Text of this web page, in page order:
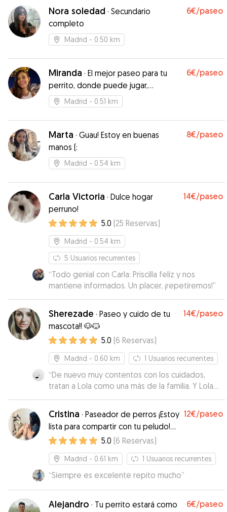
Nora soledad · Secundario
completo
6€/paseo
Madrid - 0.50 km
Miranda · El mejor paseo para tu
perrito, donde puede jugar,
distraerse y cansarse.
6€/paseo
Madrid - 0.51 km
Marta · Guau! Estoy en buenas
manos (:
8€/paseo
Madrid - 0.54 km
Carla Victoria · Dulce hogar
perruno!
14€/paseo
5.0 (25 Reservas)
Madrid - 0.54 km
5 Usuarios recurrentes
“Todo genial con Carla: Priscilla feliz y nos
mantiene informados. Un placer, ¡repetiremos!”
Sherezade · Paseo y cuido de tu
mascota!! 🐶🐱
14€/paseo
5.0 (6 Reservas)
Madrid - 0.60 km 1 Usuarios recurrentes
“De nuevo muy contentos con los cuidados,
tratan a Lola como una más de la familia. Y Lola
feliz quedándose en casa de Sherezade y
Maribel. Repetiremos!
Cristina · Paseador de perros ¡Estoy
lista para compartir con tu peludo!
📍 Pacífico - Av. Ciudad de Barcelona
12€/paseo
5.0 (6 Reservas)
Madrid - 0.61 km 1 Usuarios recurrentes
“Siempre es excelente repito mucho”
Alejandro · Tu perrito estará como
6€/paseo